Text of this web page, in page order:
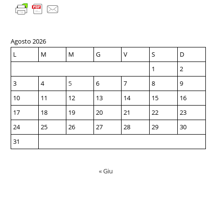
Agosto 2026
L
M M G V S
D
1
2
3
4 5 6 7 8
9
10
11 12 13 14 15
16
17
18 19 20 21 22
23
24
25 26 27 28 29
30
31
« Giu